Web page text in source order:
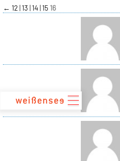
zum
Inhalt
← 12 13 14 15 16